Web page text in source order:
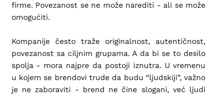
firme. Povezanost se ne može narediti - ali se može
omogućiti.
Kompanije često traže originalnost, autentičnost,
povezanost sa ciljnim grupama. A da bi se to desilo
spolja - mora najpre da postoji iznutra. U vremenu
u kojem se brendovi trude da budu “ljudskiji”, važno
je ne zaboraviti - brend ne čine slogani, već ljudi